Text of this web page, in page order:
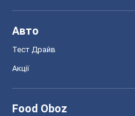
Авто
Тест Драйв
Акції
Food Oboz